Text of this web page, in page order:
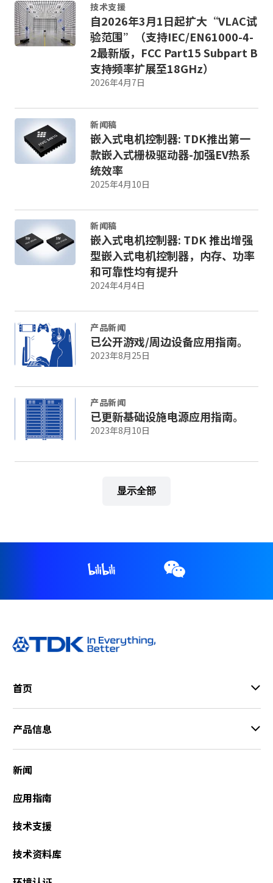
技术支援
自2026年3月1日起扩大“VLAC试
验范围”（支持IEC/EN61000-4-
2最新版，FCC Part15 Subpart B
支持频率扩展至18GHz）
2026年4月7日
新闻稿
嵌入式电机控制器: TDK推出第一
款嵌入式栅极驱动器-加强EV热系
统效率
2025年4月10日
新闻稿
嵌入式电机控制器: TDK 推出增强
型嵌入式电机控制器，内存、功率
和可靠性均有提升
2024年4月4日
产品新闻
已公开游戏/周边设备应用指南。
2023年8月25日
产品新闻
已更新基础设施电源应用指南。
2023年8月10日
显示全部
首页
产品信息
新闻
应用指南
技术支援
技术资料库